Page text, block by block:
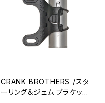
CRANK BROTHERS /スタ
ーリング＆ジェム ブラケット